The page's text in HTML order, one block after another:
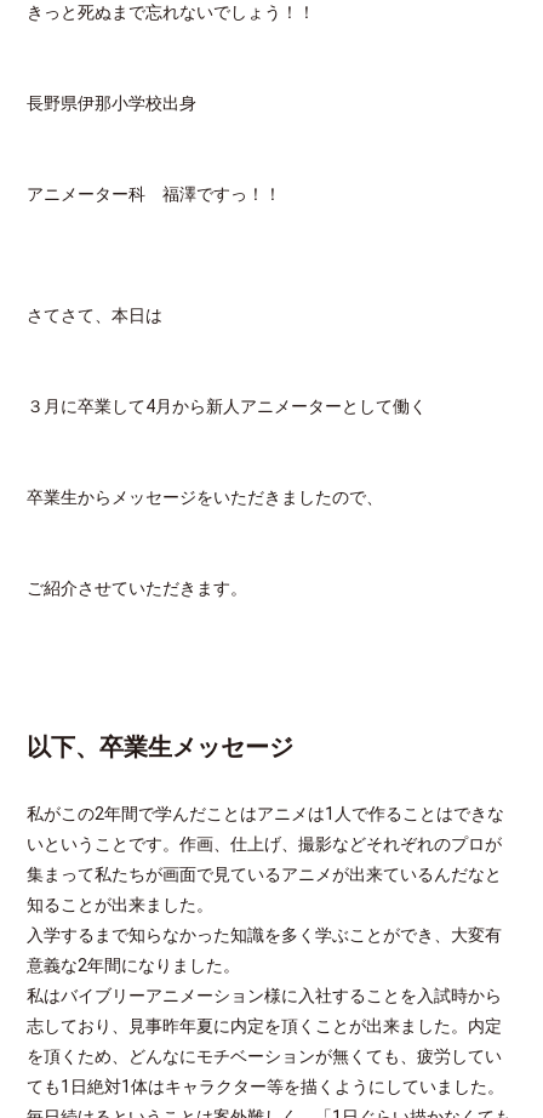
きっと死ぬまで忘れないでしょう！！
長野県伊那小学校出身
アニメーター科 福澤ですっ！！
さてさて、本日は
３月に卒業して4月から新人アニメーターとして働く
卒業生からメッセージをいただきましたので、
ご紹介させていただきます。
以下、卒業生メッセージ
私がこの2年間で学んだことはアニメは1人で作ることはできな
いということです。作画、仕上げ、撮影などそれぞれのプロが
集まって私たちが画面で見ているアニメが出来ているんだなと
知ることが出来ました。
入学するまで知らなかった知識を多く学ぶことができ、大変有
意義な2年間になりました。
私はバイブリーアニメーション様に入社することを入試時から
志しており、見事昨年夏に内定を頂くことが出来ました。内定
を頂くため、どんなにモチベーションが無くても、疲労してい
ても1日絶対1体はキャラクター等を描くようにしていました。